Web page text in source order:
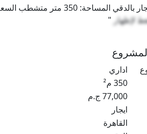
لإظهار "
اداري
350 م²
77,000 ج.م
ايجار
القاهرة